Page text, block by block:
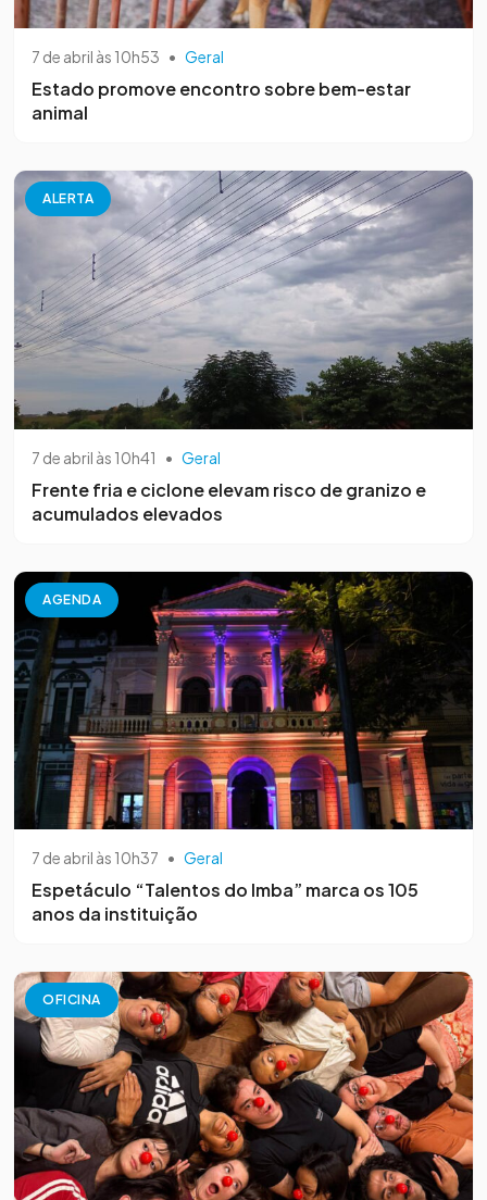
7 de abril às 10h53 • Geral
Estado promove encontro sobre bem-estar
animal
ALERTA
7 de abril às 10h41 • Geral
Frente fria e ciclone elevam risco de granizo e
acumulados elevados
AGENDA
7 de abril às 10h37 • Geral
Espetáculo “Talentos do Imba” marca os 105
anos da instituição
OFICINA